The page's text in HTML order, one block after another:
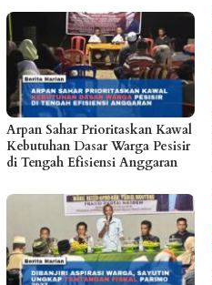
Arpan Sahar Prioritaskan Kawal
Kebutuhan Dasar Warga Pesisir
di Tengah Efisiensi Anggaran